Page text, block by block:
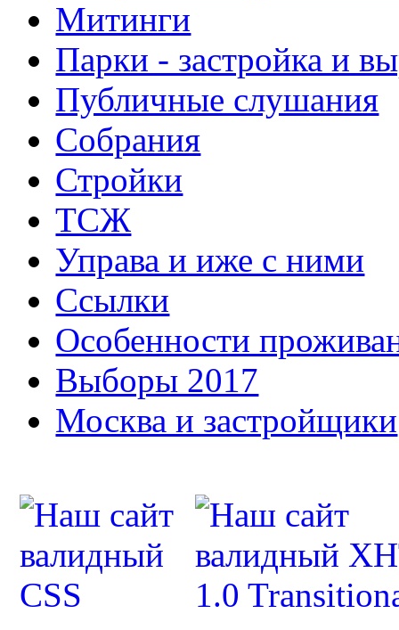
Митинги
Парки - застройка и
Публичные слушания
Собрания
Стройки
ТСЖ
Управа и иже с ними
Ссылки
Особенности
Выборы 2017
Москва и застройщики